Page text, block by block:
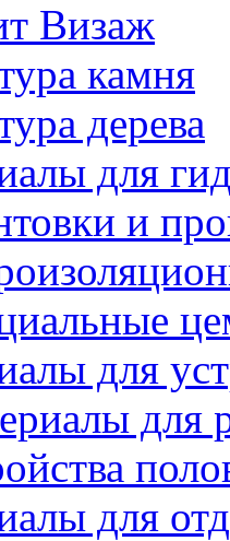
Визаж
камня
дерева
для
и
для
для
для